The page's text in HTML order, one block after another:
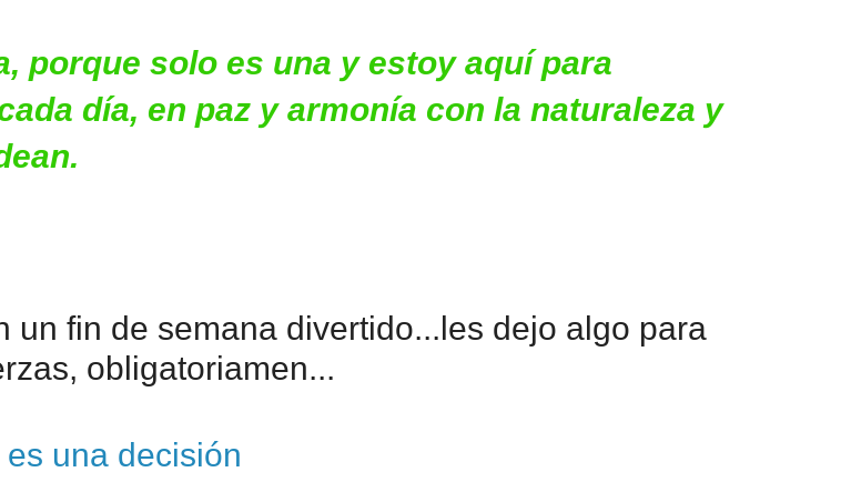
porque solo es una y estoy aquí para
día, en paz y armonía con la naturaleza y
un fin de semana divertido...les dejo algo para
obligatoriamen...
una decisión